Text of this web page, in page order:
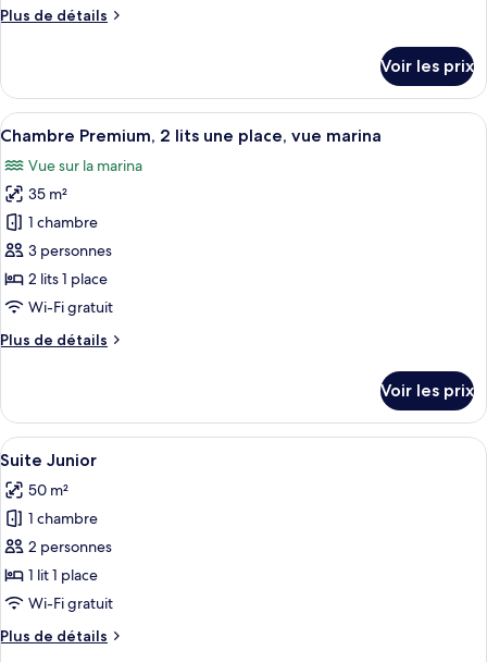
marina
chambre :
2
lits
place
Plus de détails
Plus
le
type
de
Chambre
Standard,
lits
une
place
Voir les prix
Afficher
toutes
les
photos
pour
ce
type
de
chambre :
Chambre
lits
une
place,
vue
marina
Literie de qualité supérieure, couette
7
Chambre Premium, 2 lits une place, vue marina
Vue sur la marina
35 m²
1 chambre
3 personnes
2 lits 1 place
Wi-Fi gratuit
Plus de détails
Plus
le
type
de
Chambre
Premium,
lits
une
place,
vue
marina
Voir les prix
Afficher
toutes
les
photos
pour
ce
type
chambre :
Une chambre d’hôtel moderne
6
Suite Junior
50 m²
1 chambre
2 personnes
1 lit 1 place
Wi-Fi gratuit
Plus de détails
Plus